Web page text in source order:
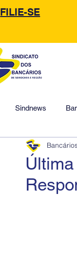
FILIE-SE
Sindnews
HSBC